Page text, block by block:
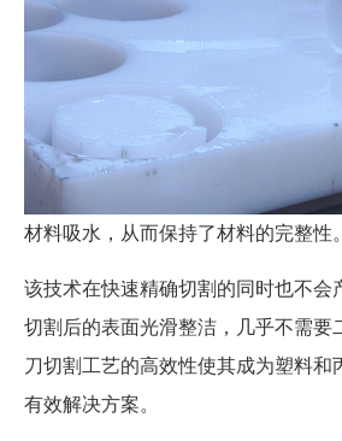
材料吸水，从而保持了材料的完整性。
该技术在快速精确切割的同时也不会
切割后的表面光滑整洁，几乎不需要
刀切割工艺的高效性使其成为塑料和
有效解决方案。